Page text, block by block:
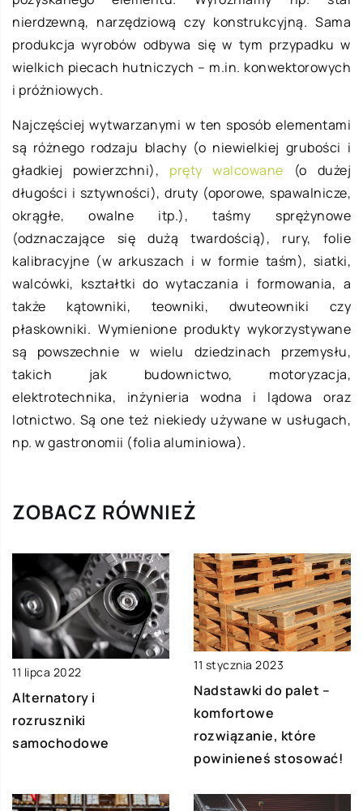
nierdzewną, narzędziową czy konstrukcyjną. Sama
produkcja wyrobów odbywa się w tym przypadku w
wielkich piecach hutniczych – m.in. konwektorowych
i próżniowych.
Najczęściej wytwarzanymi w ten sposób elementami
są różnego rodzaju blachy (o niewielkiej grubości i
gładkiej powierzchni), pręty walcowane (o dużej
długości i sztywności), druty (oporowe, spawalnicze,
okrągłe, owalne itp.), taśmy sprężynowe
(odznaczające się dużą twardością), rury, folie
kalibracyjne (w arkuszach i w formie taśm), siatki,
walcówki, kształtki do wytaczania i formowania, a
także kątowniki, teowniki, dwuteowniki czy
płaskowniki. Wymienione produkty wykorzystywane
są powszechnie w wielu dziedzinach przemysłu,
takich jak budownictwo, motoryzacja,
elektrotechnika, inżynieria wodna i lądowa oraz
lotnictwo. Są one też niekiedy używane w usługach,
np. w gastronomii (folia aluminiowa).
ZOBACZ RÓWNIEŻ
11 lipca 2022
Alternatory i
rozruszniki
samochodowe
11 stycznia 2023
Nadstawki do palet –
komfortowe
rozwiązanie, które
powinieneś stosować!